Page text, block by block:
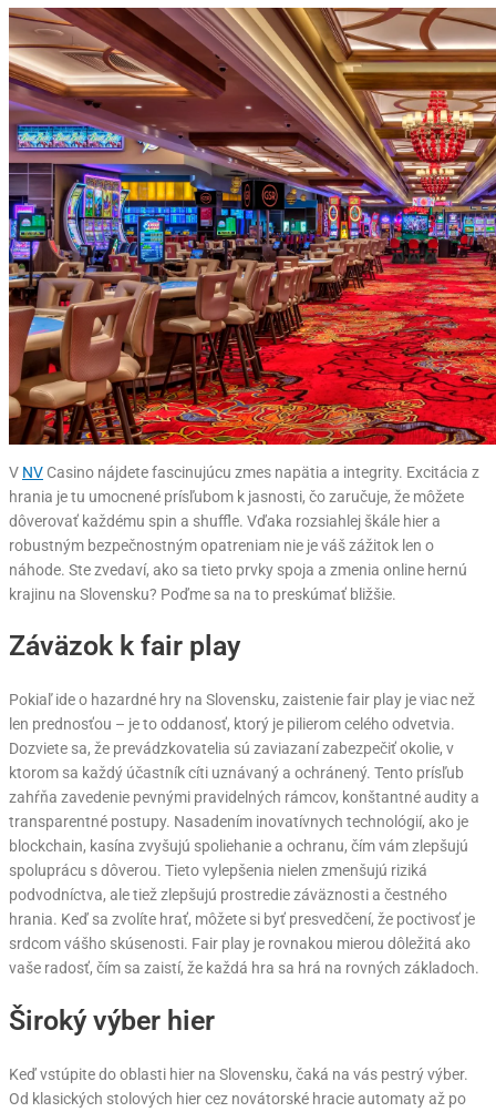
V NV Casino nájdete fascinujúcu zmes napätia a integrity. Excitácia z
hrania je tu umocnené prísľubom k jasnosti, čo zaručuje, že môžete
dôverovať každému spin a shuffle. Vďaka rozsiahlej škále hier a
robustným bezpečnostným opatreniam nie je váš zážitok len o
náhode. Ste zvedaví, ako sa tieto prvky spoja a zmenia online hernú
krajinu na Slovensku? Poďme sa na to preskúmať bližšie.
Záväzok k fair play
Pokiaľ ide o hazardné hry na Slovensku, zaistenie fair play je viac než
len prednosťou – je to oddanosť, ktorý je pilierom celého odvetvia.
Dozviete sa, že prevádzkovatelia sú zaviazaní zabezpečiť okolie, v
ktorom sa každý účastník cíti uznávaný a ochránený. Tento prísľub
zahŕňa zavedenie pevnými pravidelných rámcov, konštantné audity a
transparentné postupy. Nasadením inovatívnych technológií, ako je
blockchain, kasína zvyšujú spoliehanie a ochranu, čím vám zlepšujú
spoluprácu s dôverou. Tieto vylepšenia nielen zmenšujú riziká
podvodníctva, ale tiež zlepšujú prostredie záväznosti a čestného
hrania. Keď sa zvolíte hrať, môžete si byť presvedčení, že poctivosť je
srdcom vášho skúsenosti. Fair play je rovnakou mierou dôležitá ako
vaše radosť, čím sa zaistí, že každá hra sa hrá na rovných základoch.
Široký výber hier
Keď vstúpite do oblasti hier na Slovensku, čaká na vás pestrý výber.
Od klasických stolových hier cez novátorské hracie automaty až po